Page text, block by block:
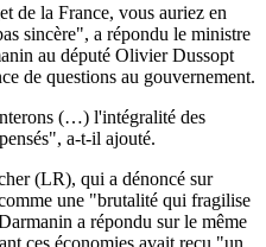
de la France, vous auriez en
sincère", a répondu le ministre
au député Olivier Dussopt
de questions au gouvernement.
(…) l'intégralité des
a-t-il ajouté.
(LR), qui a dénoncé sur
une "brutalité qui fragilise
a répondu sur le même
ces économies avait reçu "un